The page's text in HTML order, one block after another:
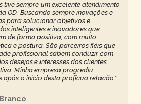
tive sempre um excelente atendimento
OD. Buscando sempre inovações e
para solucionar objetivos e
inteligentes e inovadores que
de forma positiva, com muito
e postura. São parceiros fiéis que
profissional sabem conduzir com
desejos e interesses dos clientes
Minha empresa progrediu
após o início desta profícua relação."